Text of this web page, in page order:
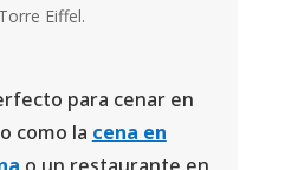
para cenar en
como la cena en